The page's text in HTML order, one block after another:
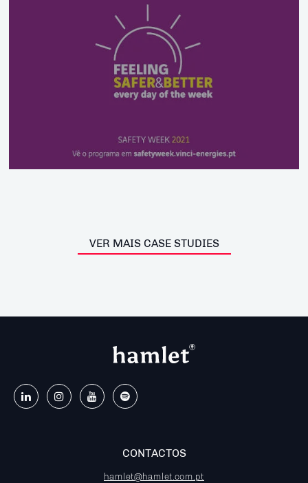
VER MAIS CASE STUDIES
CONTACTOS
hamlet@hamlet.com.pt